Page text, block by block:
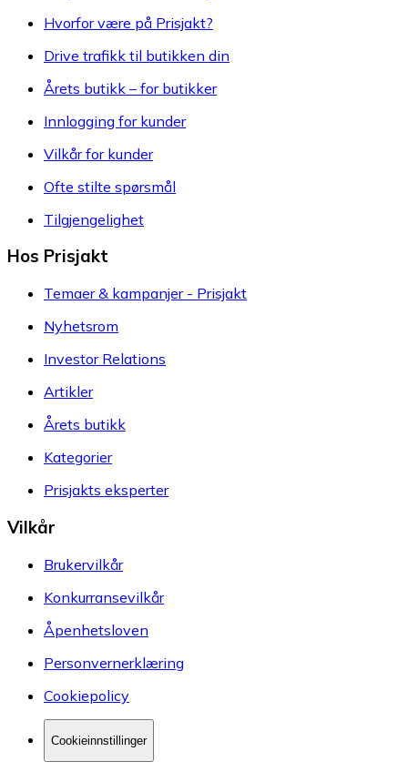
Hvorfor være på Prisjakt?
Drive trafikk til butikken din
Årets butikk – for butikker
Innlogging for kunder
Vilkår for kunder
Ofte stilte spørsmål
Tilgjengelighet
Hos Prisjakt
Temaer & kampanjer - Prisjakt
Nyhetsrom
Investor Relations
Artikler
Årets butikk
Kategorier
Prisjakts eksperter
Vilkår
Brukervilkår
Konkurransevilkår
Åpenhetsloven
Personvernerklæring
Cookiepolicy
Cookieinnstillinger